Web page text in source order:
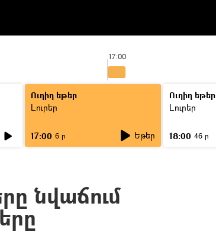
17:00
Ուղիղ եթեր
Լուրեր
17:00 6 ր Եթեր
Ուղիղ եթեր
Լուրեր
18:00 46 ր
նվաճում